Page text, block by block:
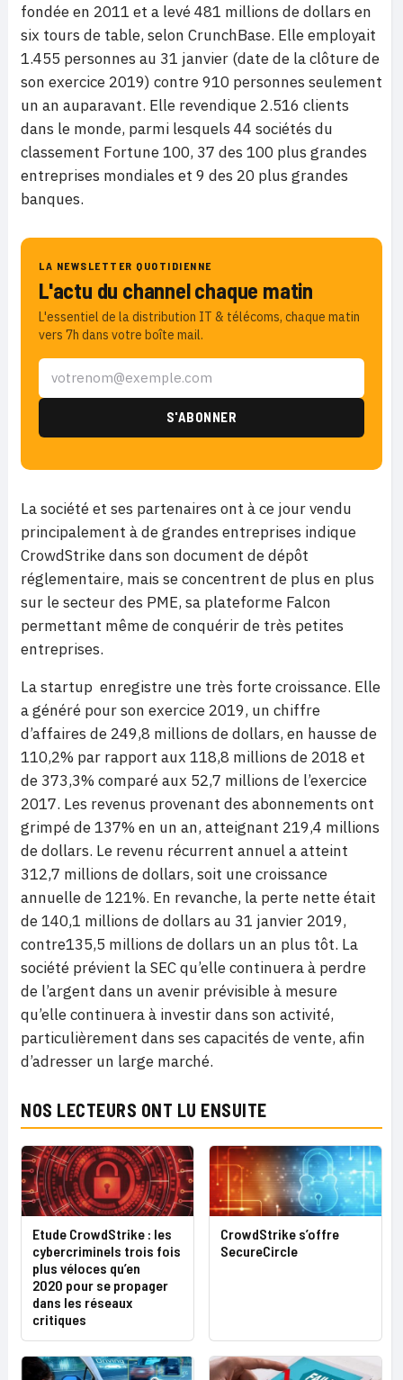
fondée en 2011 et a levé 481 millions de dollars en
six tours de table, selon CrunchBase. Elle employait
1.455 personnes au 31 janvier (date de la clôture de
son exercice 2019) contre 910 personnes seulement
un an auparavant. Elle revendique 2.516 clients
dans le monde, parmi lesquels 44 sociétés du
classement Fortune 100, 37 des 100 plus grandes
entreprises mondiales et 9 des 20 plus grandes
banques.
LA NEWSLETTER QUOTIDIENNE
L'actu du channel chaque matin
L'essentiel de la distribution IT & télécoms, chaque matin
vers 7h dans votre boîte mail.
La société et ses partenaires ont à ce jour vendu
principalement à de grandes entreprises indique
CrowdStrike dans son document de dépôt
réglementaire, mais se concentrent de plus en plus
sur le secteur des PME, sa plateforme Falcon
permettant même de conquérir de très petites
entreprises.
La startup enregistre une très forte croissance. Elle
a généré pour son exercice 2019, un chiffre
d’affaires de 249,8 millions de dollars, en hausse de
110,2% par rapport aux 118,8 millions de 2018 et
de 373,3% comparé aux 52,7 millions de l’exercice
2017. Les revenus provenant des abonnements ont
grimpé de 137% en un an, atteignant 219,4 millions
de dollars. Le revenu récurrent annuel a atteint
312,7 millions de dollars, soit une croissance
annuelle de 121%. En revanche, la perte nette était
de 140,1 millions de dollars au 31 janvier 2019,
contre135,5 millions de dollars un an plus tôt. La
société prévient la SEC qu’elle continuera à perdre
de l’argent dans un avenir prévisible à mesure
qu’elle continuera à investir dans son activité,
particulièrement dans ses capacités de vente, afin
d’adresser un large marché.
NOS LECTEURS ONT LU ENSUITE
Etude CrowdStrike : les
cybercriminels trois fois
plus véloces qu’en
2020 pour se propager
dans les réseaux
critiques
CrowdStrike s’offre
SecureCircle